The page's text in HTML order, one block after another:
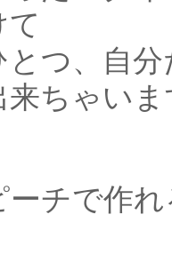
て
とつ、自
来ちゃい
チで作れ